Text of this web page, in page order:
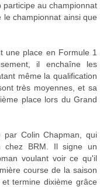
participe au championnat
championnat ainsi que
une place en Formule 1
il enchaîne les
même la qualification
très moyennes, et sa
place lors du Grand
par Colin Chapman, qui
chez BRM. Il signe un
voulant voir ce qu'il
course de la saison
termine dixième grâce